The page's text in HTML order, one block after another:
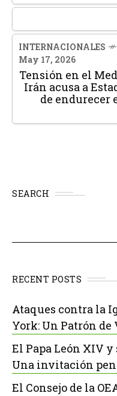
INTERNACIONALES
May 17, 2026
Tensión en el
Irán acusa a
de endurecer
SEARCH
RECENT POSTS
Ataques contra la
York: Un Patrón
El Papa León XIV
Una invitación
El Consejo de la